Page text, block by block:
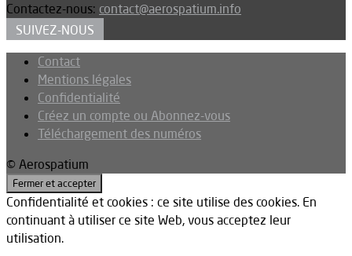
Contactez-nous: contact@aerospatium.info
SUIVEZ-NOUS
Contact
Mentions légales
Confidentialité
Créez un compte ou Abonnez-vous
Téléchargement des numéros
© Aerospatium
Confidentialité et cookies : ce site utilise des cookies. En
continuant à utiliser ce site Web, vous acceptez leur
utilisation.